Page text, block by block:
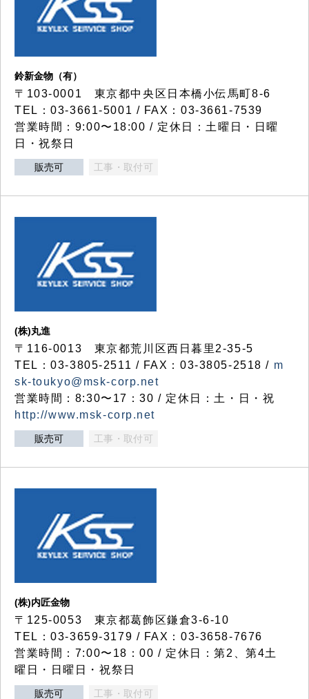
鈴新金物（有）
〒103-0001 東京都中央区日本橋小伝馬町8-6
TEL：03-3661-5001 / FAX：03-3661-7539
営業時間：9:00〜18:00 / 定休日：土曜日・日曜
日・祝祭日
販売可 工事・取付可
(株)丸進
〒116-0013 東京都荒川区西日暮里2-35-5
TEL：03-3805-2511 / FAX：03-3805-2518 / m
sk-toukyo@msk-corp.net
営業時間：8:30〜17：30 / 定休日：土・日・祝
http://www.msk-corp.net
販売可 工事・取付可
(株)内匠金物
〒125-0053 東京都葛飾区鎌倉3-6-10
TEL：03-3659-3179 / FAX：03-3658-7676
営業時間：7:00〜18：00 / 定休日：第2、第4土
曜日・日曜日・祝祭日
販売可 工事・取付可